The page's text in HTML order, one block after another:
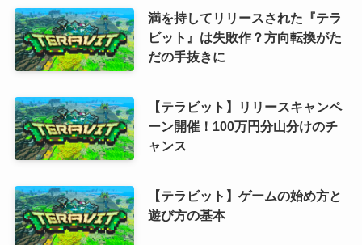
満を持してリリースされた『テラ
ビット』は失敗作？方向転換がた
だの手抜きに
【テラビット】リリースキャンペ
ーン開催！100万円分山分けのチ
ャンス
【テラビット】ゲームの始め方と
遊び方の基本